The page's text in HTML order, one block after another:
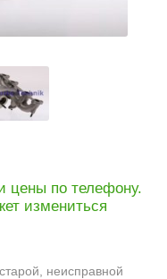
цены по телефону.
измениться
неисправной